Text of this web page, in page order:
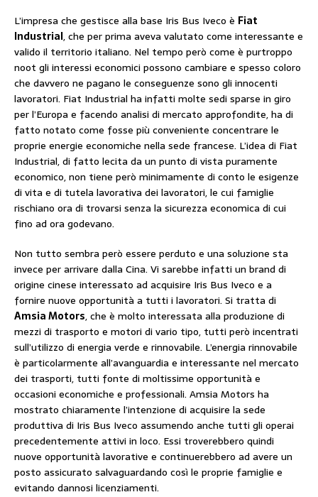
L’impresa che gestisce alla base Iris Bus Iveco è Fiat
Industrial, che per prima aveva valutato come interessante e
valido il territorio italiano. Nel tempo però come è purtroppo
noot gli interessi economici possono cambiare e spesso coloro
che davvero ne pagano le conseguenze sono gli innocenti
lavoratori. Fiat Industrial ha infatti molte sedi sparse in giro
per l’Europa e facendo analisi di mercato approfondite, ha di
fatto notato come fosse più conveniente concentrare le
proprie energie economiche nella sede francese. L’idea di Fiat
Industrial, di fatto lecita da un punto di vista puramente
economico, non tiene però minimamente di conto le esigenze
di vita e di tutela lavorativa dei lavoratori, le cui famiglie
rischiano ora di trovarsi senza la sicurezza economica di cui
fino ad ora godevano.
Non tutto sembra però essere perduto e una soluzione sta
invece per arrivare dalla Cina. Vi sarebbe infatti un brand di
origine cinese interessato ad acquisire Iris Bus Iveco e a
fornire nuove opportunità a tutti i lavoratori. Si tratta di
Amsia Motors, che è molto interessata alla produzione di
mezzi di trasporto e motori di vario tipo, tutti però incentrati
sull’utilizzo di energia verde e rinnovabile. L’energia rinnovabile
è particolarmente all’avanguardia e interessante nel mercato
dei trasporti, tutti fonte di moltissime opportunità e
occasioni economiche e professionali. Amsia Motors ha
mostrato chiaramente l’intenzione di acquisire la sede
produttiva di Iris Bus Iveco assumendo anche tutti gli operai
precedentemente attivi in loco. Essi troverebbero quindi
nuove opportunità lavorative e continuerebbero ad avere un
posto assicurato salvaguardando così le proprie famiglie e
evitando dannosi licenziamenti.